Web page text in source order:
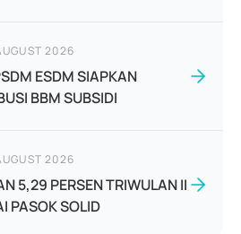
2026
ESDM SIAPKAN
BBM SUBSIDI
2026
5,29 PERSEN TRIWULAN II
PASOK SOLID